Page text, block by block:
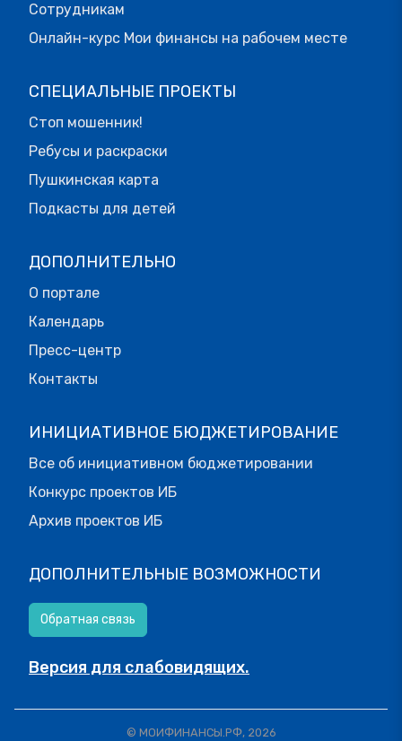
Сотрудникам
Онлайн-курс Мои финансы на рабочем месте
СПЕЦИАЛЬНЫЕ ПРОЕКТЫ
Стоп мошенник!
Ребусы и раскраски
Пушкинская карта
Подкасты для детей
ДОПОЛНИТЕЛЬНО
О портале
Календарь
Пресс-центр
Контакты
ИНИЦИАТИВНОЕ БЮДЖЕТИРОВАНИЕ
Все об инициативном бюджетировании
Конкурс проектов ИБ
Архив проектов ИБ
ДОПОЛНИТЕЛЬНЫЕ ВОЗМОЖНОСТИ
Обратная связь
Версия для слабовидящих.
© МОИФИНАНСЫ.РФ, 2026